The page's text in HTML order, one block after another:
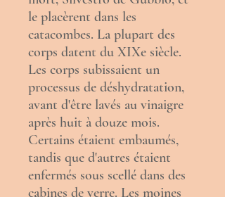
le placèrent dans les
catacombes. La plupart des
corps datent du XIXe siècle.
Les corps subissaient un
processus de déshydratation,
avant d'être lavés au vinaigre
après huit à douze mois.
Certains étaient embaumés,
tandis que d'autres étaient
enfermés sous scellé dans des
cabines de verre. Les moines